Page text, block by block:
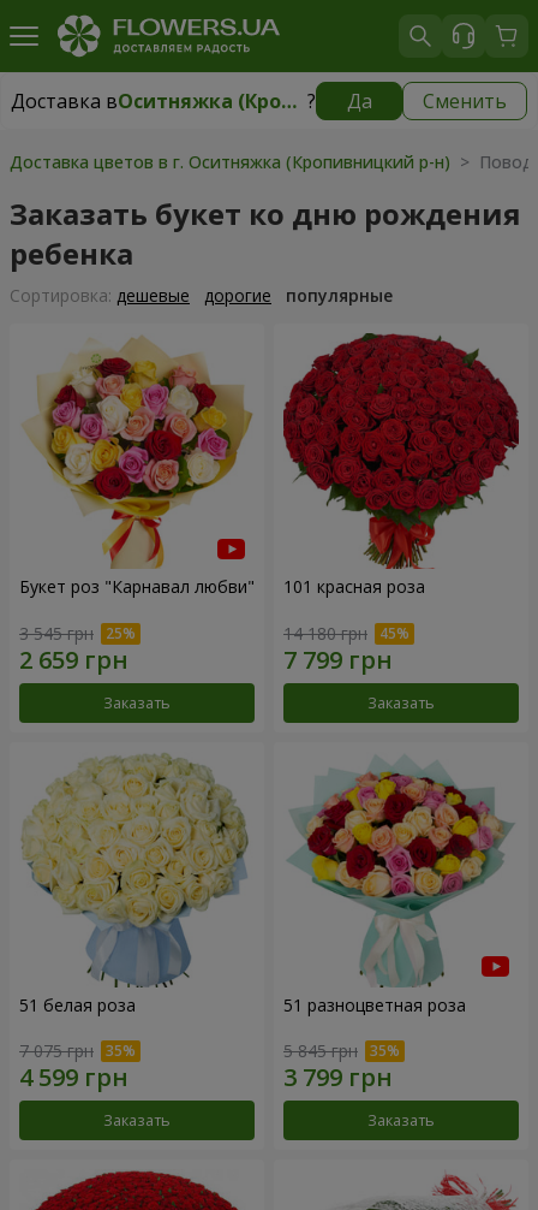
Доставка в Оситняжка (Кропивницкий р-н) ? Да Сменить
Доставка вОситняжка (Кропивницкий р-н) |бесплатно
Доставка цветов в г. Оситняжка (Кропивницкий р-н) > Повод
Заказать букет ко дню рождения
ребенка
Cортировка: дешевые дорогие популярные
Букет роз "Карнавал любви"
3 545 грн
Заказать
101 красная роза
14 180 грн
Заказать
51 белая роза
7 075 грн
Заказать
51 разноцветная роза
5 845 грн
Заказать